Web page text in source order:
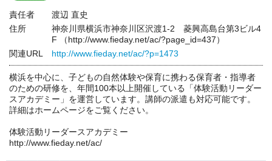
責任者
渡辺 直史
住所
神奈川県横浜市神奈川区沢渡1-2 菱興高島台第3ビル4
F （http://www.fieday.net/ac/?page_id=437）
関連URL
http://www.fieday.net/ac/?p=1473
横浜を中心に、子どもの自然体験や保育に携わる保育者・指導者
のための研修を、年間100本以上開催している「体験活動リーダー
スアカデミー」を運営しています。講師の派遣も対応可能です。
詳細はホームページをご覧ください。
体験活動リーダースアカデミー
http://www.fieday.net/ac/